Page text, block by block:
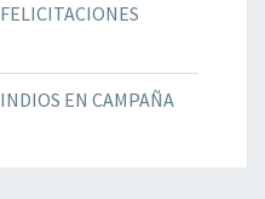
FELICITACIONES
INDIOS EN CAMPAÑA